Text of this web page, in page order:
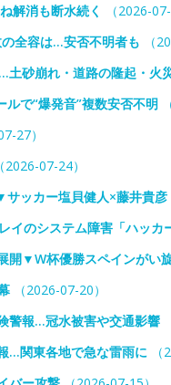
解消も断水続く
（2026-07-
全容は…安否不明者も （
砂崩れ・道路の隆起・火
で“爆発音”複数安否不明
27）
2026-07-24）
ッカー塩貝健人×藤井貴彦
のシステム障害「ハッカ
開▼W杯優勝スペインがい
（2026-07-20）
警報…冠水被害や交通影響
…関東各地で急な雷雨に （